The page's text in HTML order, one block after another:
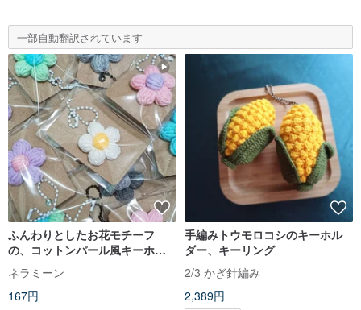
一部自動翻訳されています
ふんわりとしたお花モチーフ
の、コットンパール風キーホル
ダー。
ネラミーン
167円
手編みトウモロコシのキーホル
ダー、キーリング
2/3 かぎ針編み
2,389円